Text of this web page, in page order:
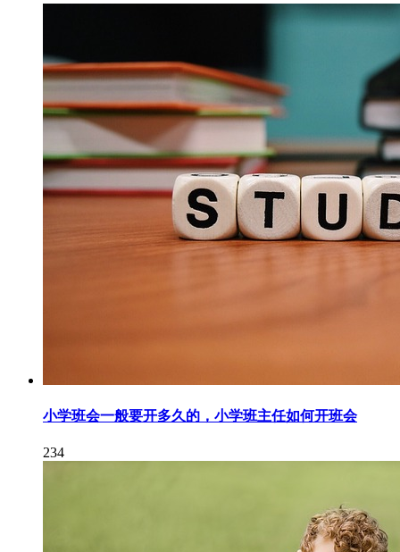
小学班会一般要开多久的，小学班主任如何开班会
234